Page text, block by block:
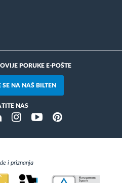
PORUKE E-POŠTE
SE NA NAŠ BILTEN
NAS
InstragramYoutubePinterest
i priznanja